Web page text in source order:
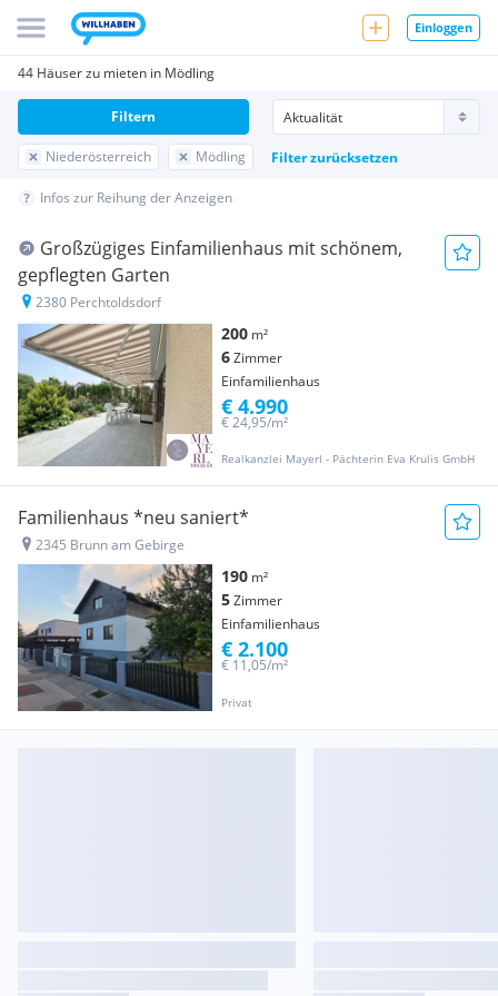
Einloggen
44 Häuser zu mieten in Mödling
Niederösterreich Mödling Filter zurücksetzen
Filtern
Infos zur Reihung der Anzeigen
Großzügiges Einfamilienhaus mit schönem,
gepflegten Garten
2380 Perchtoldsdorf
200 m²
6Zimmer
Einfamilienhaus
Realkanzlei Mayerl - Pächterin Eva Krulis GmbH
€ 24,95/m²
€ 4.990
Familienhaus *neu saniert*
2345 Brunn am Gebirge
190 m²
5Zimmer
Einfamilienhaus
Privat
€ 11,05/m²
€ 2.100